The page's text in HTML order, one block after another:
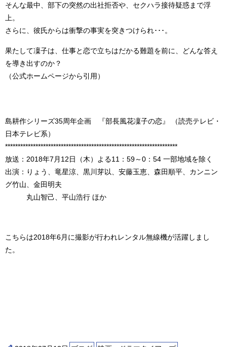
そんな最中、部下の突然の出社拒否や、セクハラ接待疑惑まで浮
上。
さらに、彼氏からは衝撃の事実を突きつけられ･･･。
果たして凜子は、仕事と恋で立ちはだかる難題を前に、どんな答え
を導き出すのか？
（公式ホームページから引用）
島耕作シリーズ35周年企画 『部長風花凜子の恋』 （読売テレビ・
日本テレビ系）
********************************************************************
放送：2018年7月12日（木）よる11：59～0：54 一部地域を除く
出演：りょう、竜星涼、黒川芽以、安藤玉恵、森田順平、カンニン
グ竹山、金田明夫
丸山智己、平山浩行 ほか
こちらは2018年6月に撮影が行われレンタル無線機が活躍しまし
た。